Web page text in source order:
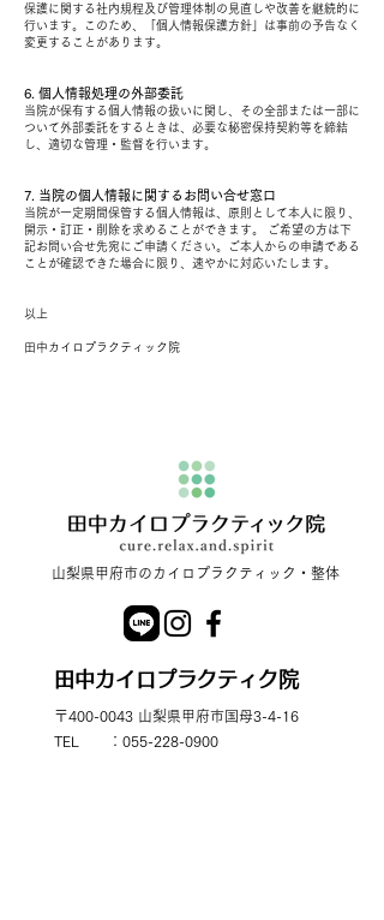
保護に関する社内規程及び管理体制の見直しや改善を継続的に
行います。このため、「個人情報保護方針」は事前の予告なく
変更することがあります。
6. 個人情報処理の外部委託
当院が保有する個人情報の扱いに関し、その全部または一部に
ついて外部委託をするときは、必要な秘密保持契約等を締結
し、適切な管理・監督を行います。
7. 当院の個人情報に関するお問い合せ窓口
当院が一定期間保管する個人情報は、原則として本人に限り、
開示・訂正・削除を求めることができます。 ご希望の方は下
記お問い合せ先宛にご申請ください。ご本人からの申請である
ことが確認できた場合に限り、速やかに対応いたします。
以上
​田中カイロプラクティック院
​山梨県甲府市のカイロプラクティック・整体
田中カイロプラクティク院
〒400-0043 山梨県甲府市国母3-4-16
TEL ： 055-228-0900